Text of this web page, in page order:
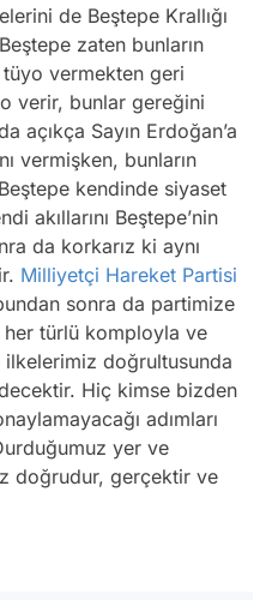
de Beştepe Krallığı
zaten bunların
tüyo vermekten geri
verir, bunlar gereğini
açıkça Sayın Erdoğan’a
vermişken, bunların
kendinde siyaset
akıllarını Beştepe’nin
da korkarız ki aynı
Milliyetçi Hareket Partisi
sonra da partimize
her türlü komployla ve
doğrultusunda
Hiç kimse bizden
adımları
yer ve
doğrudur, gerçektir ve